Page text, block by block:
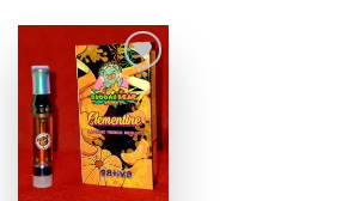
Add to
wishlist